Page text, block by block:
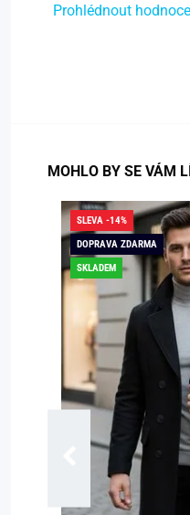
Prohlédnout
MOHLO BY SE VÁM
SLEVA -14%
DOPRAVA ZDARMA
SKLADEM